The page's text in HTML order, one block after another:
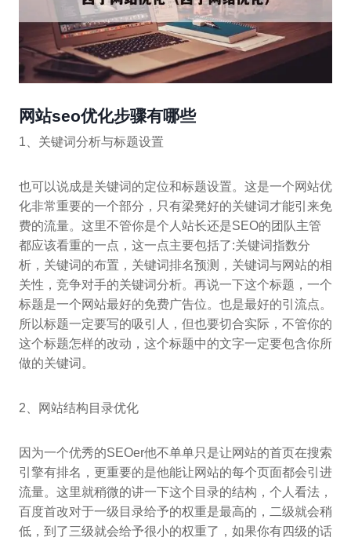
网站seo优化步骤有哪些
1、关键词分析与标题设置
也可以说成是关键词的定位和标题设置。这是一个网站优
化非常重要的一个部分，只有梁凳好的关键词才能引来免
费的流量。这里不管你是个人站长还是SEO的团队主管
都应该看重的一点，这一点主要包括了:关键词指数分
析，关键词的布置，关键词排名预测，关键词与网站的相
关性，竞争对手的关键词分析。再说一下这个标题，一个
标题是一个网站最好的免费广告位。也是最好的引流点。
所以标题一定要写的吸引人，但也要切合实际，不管你的
这个标题怎样的改动，这个标题中的文字一定要包含你所
做的关键词。
2、网站结构目录优化
因为一个优秀的SEOer他不单单只是让网站的首页在搜索
引擎有排名，更重要的是他能让网站的每个页面都会引进
流量。这里就稍微的讲一下这个目录的结构，个人看法，
百度首改对于一级目录给予的权重是最高的，二级就会稍
低，到了三级就会给予很小的权重了，如果你有四级的话